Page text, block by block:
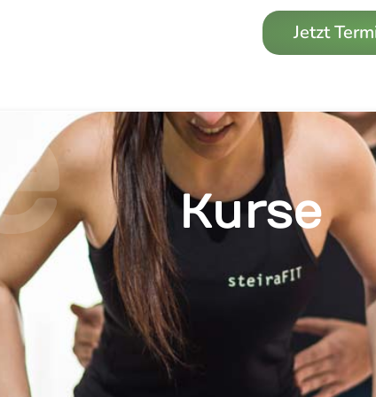
Jetzt
Kurse